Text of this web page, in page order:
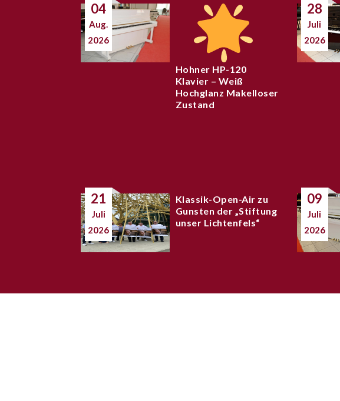
04
Aug.
2026
Hohner HP-120
Klavier – Weiß
Hochglanz Makelloser
Zustand
28
Juli
2026
21
Juli
2026
Klassik-Open-Air zu
Gunsten der „Stiftung
unser Lichtenfels“
09
Juli
2026